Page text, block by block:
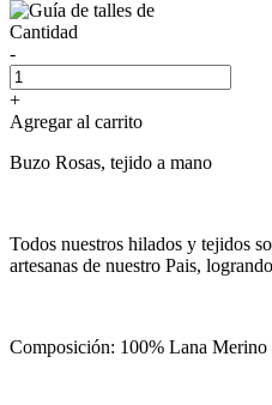
Cantidad
-
+
Agregar al carrito
Buzo Rosas, tejido a mano
Todos nuestros hilados y tejidos
artesanas de nuestro Pais,
Composición: 100% Lana Merino